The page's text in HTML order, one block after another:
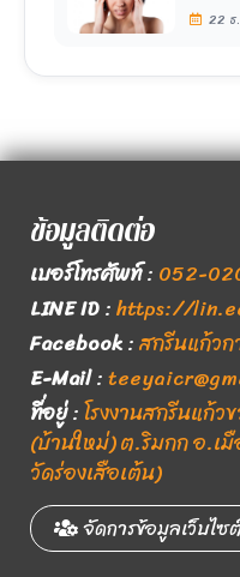
22
ข้อมูลติดต่อ
เบอร์โทรศัพท์: 052-
LINE ID:https://
Facebook:สกรีนแก้ว
E-Mail:
ที่อยู่:โรงงานสกรีนแก้
(บ้านใหม่) ต.ริมกก อ.เมื
วัดร่องเสือเต้น)
จัดการข้อมูลเว็บไซ